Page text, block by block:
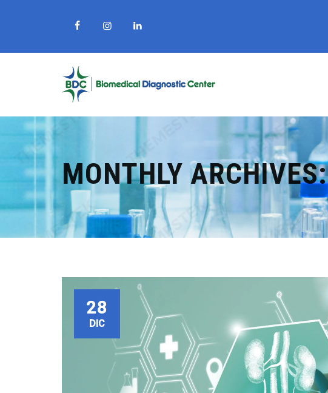
MONTHLY
28
DIC